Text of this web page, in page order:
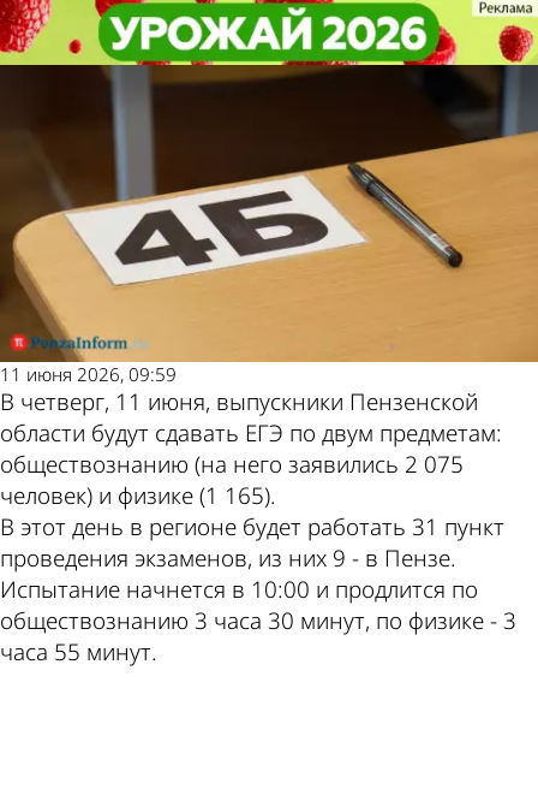
11 июня выпускники сдадут ЕГЭ
по обществознанию и физике
Учеба
11 июня 2026, 09:59
В четверг, 11 июня, выпускники Пензенской
области будут сдавать ЕГЭ по двум предметам:
обществознанию (на него заявились 2 075
человек) и физике (1 165).
В этот день в регионе будет работать 31 пункт
проведения экзаменов, из них 9 - в Пензе.
Испытание начнется в 10:00 и продлится по
обществознанию 3 часа 30 минут, по физике - 3
часа 55 минут.
11 июня выпускники сдадут ЕГЭ
по обществознанию и физике
Учеба
Другие новости
по теме
Погода и курсы
валют в Пензе